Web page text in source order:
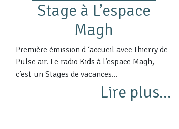
Stage à L’espace
Magh
Première émission d ‘accueil avec Thierry de
Pulse air. Le radio Kids à l’espace Magh,
c’est un Stages de vacances...
Lire plus...